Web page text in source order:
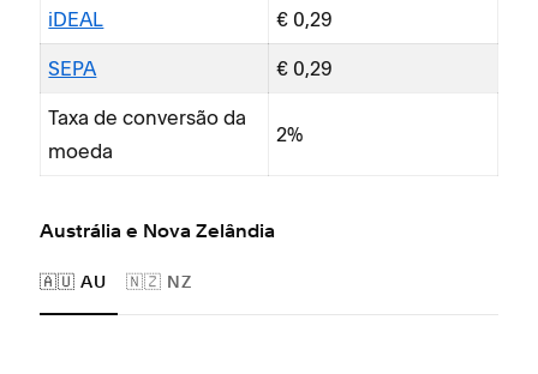
iDEAL € 0,29
SEPA € 0,29
Taxa de conversão da
moeda
2%
Austrália e Nova Zelândia
🇦🇺 AU 🇳🇿 NZ